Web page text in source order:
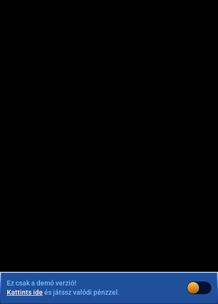
Ez csak a demó verzió!
Kattints ide és játssz valódi pénzzel.